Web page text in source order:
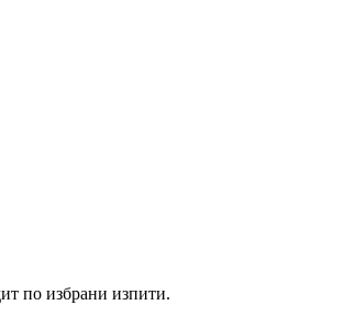
по избрани изпити.